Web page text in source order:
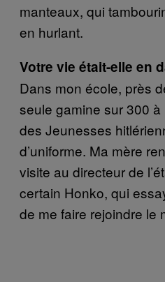
manteaux, qui
en hurlant.
Votre vie était-elle en
Dans mon école, près
seule gamine sur 300
des Jeunesses
d’uniforme. Ma mère
visite au directeur de
certain Honko, qui
de me faire rejoindre le